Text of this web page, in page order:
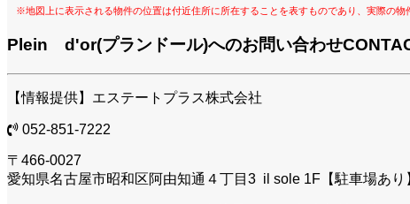
※地図上に表示される物件の位置は付近住所に所在することを表すものであり、実際の物
Plein d'or(プランドール)へのお問い合わせ
【情報提供】エステートプラス株式会社
052-851-7222
〒466-0027
愛知県名古屋市昭和区阿由知通４丁目3 il sole 1F【駐車場あり